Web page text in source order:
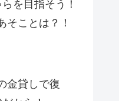
を目指そう！
そことは？！
金貸しで復